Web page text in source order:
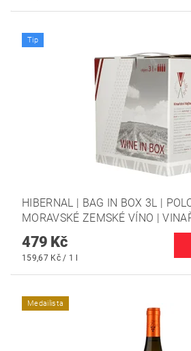
Tip
HIBERNAL | BAG IN BOX 3L |
MORAVSKÉ ZEMSKÉ VÍNO |
479 Kč
159,67 Kč / 1 l
Medailista